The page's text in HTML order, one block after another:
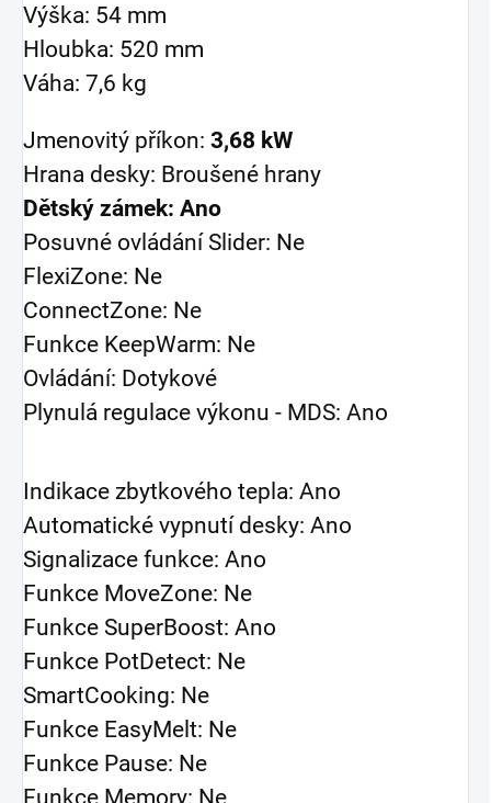
Výška: 54 mm
Hloubka: 520 mm
Váha: 7,6 kg
Jmenovitý příkon: 3,68 kW
Hrana desky: Broušené hrany
Dětský zámek: Ano
Posuvné ovládání Slider: Ne
FlexiZone: Ne
ConnectZone: Ne
Funkce KeepWarm: Ne
Ovládání: Dotykové
Plynulá regulace výkonu - MDS: Ano
Indikace zbytkového tepla: Ano
Automatické vypnutí desky: Ano
Signalizace funkce: Ano
Funkce MoveZone: Ne
Funkce SuperBoost: Ano
Funkce PotDetect: Ne
SmartCooking: Ne
Funkce EasyMelt: Ne
Funkce Pause: Ne
Funkce Memory: Ne